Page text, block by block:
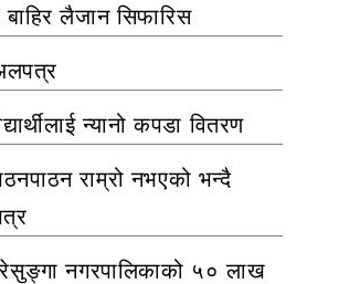
लैजान सिफारिस
न्यानो कपडा वितरण
राम्रो नभएको भन्दै
नगरपालिकाको ५० लाख